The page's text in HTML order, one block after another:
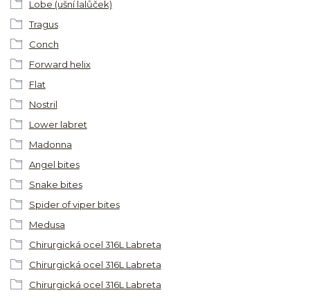
Lobe (ušní lalůček)
Tragus
Conch
Forward helix
Flat
Nostril
Lower labret
Madonna
Angel bites
Snake bites
Spider of viper bites
Medusa
Chirurgická ocel 316L Labreta
Chirurgická ocel 316L Labreta
Chirurgická ocel 316L Labreta